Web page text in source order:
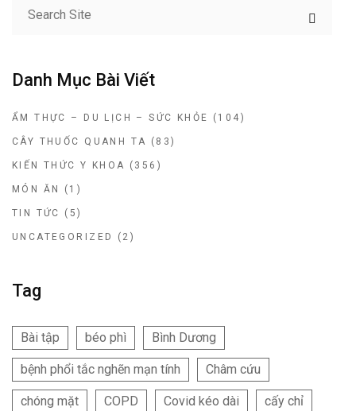
Danh Mục Bài Viết
ẨM THỰC – DU LỊCH – SỨC KHỎE (104)
CÂY THUỐC QUANH TA (83)
KIẾN THỨC Y KHOA (356)
MÓN ĂN (1)
TIN TỨC (5)
UNCATEGORIZED (2)
Tag
Bài tập béo phì Bình Dương
bệnh phổi tắc nghẽn mạn tính Châm cứu
chóng mặt COPD Covid kéo dài cấy chỉ